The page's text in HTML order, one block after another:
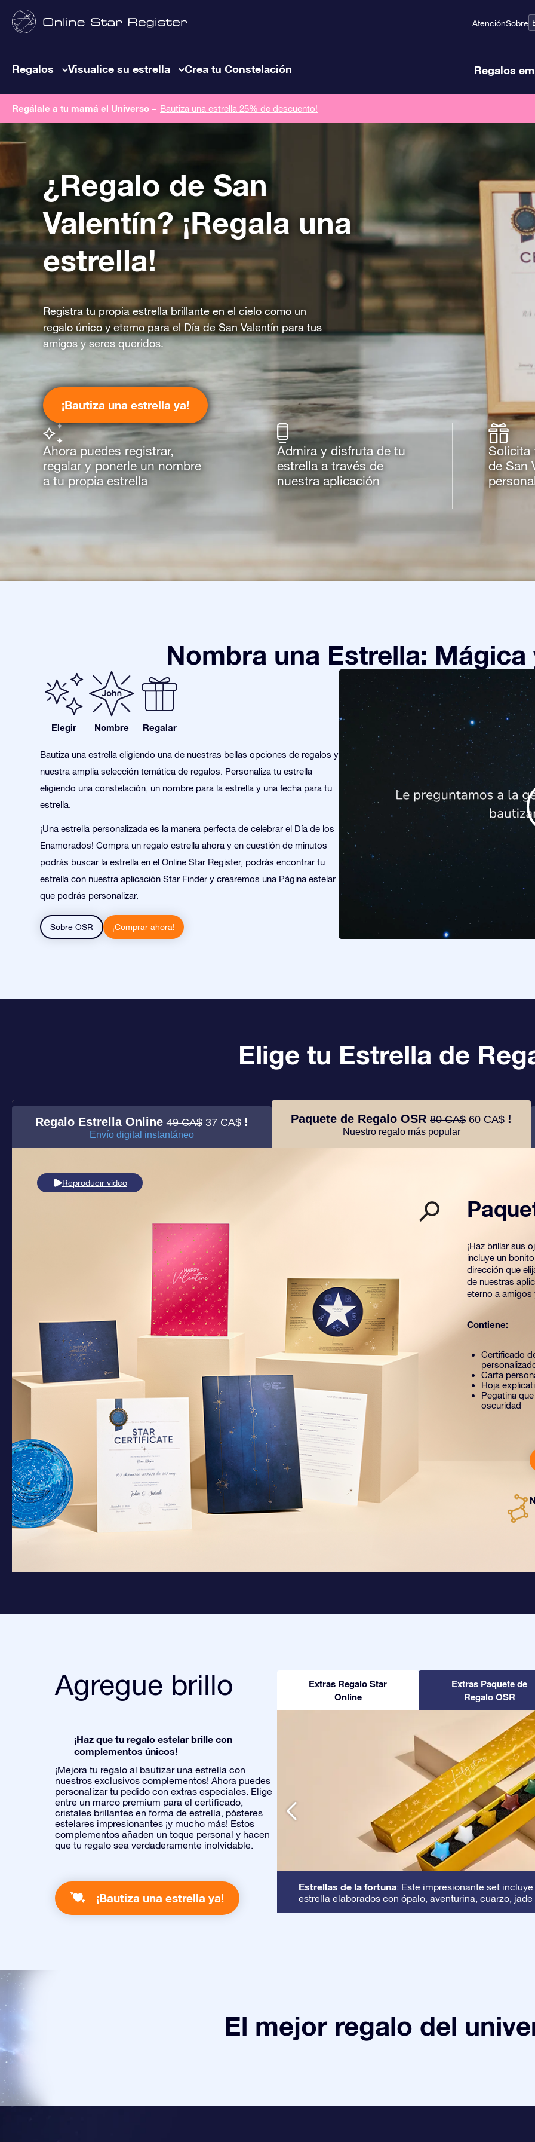
AtenciónSobre
Regalos Visualice su estrella Crea tu Constelación Regalos
Regálale a tu mamá el Universo – Bautiza una estrella 25% de descuento!
¿Regalo de San
Valentín? ¡Regala una
estrella!
Registra tu propia estrella brillante en el cielo como un
regalo único y eterno para el Día de San Valentín para tus
amigos y seres queridos.
¡Bautiza una estrella ya!
Ahora puedes registrar,
regalar y ponerle un nombre
a tu propia estrella
Admira y disfruta de tu
estrella a través de
nuestra aplicación
Solicita
de San
Nombra una Estrella: Mágica
Elegir Nombre Regalar
Bautiza una estrella eligiendo una de nuestras bellas opciones de regalos y
nuestra amplia selección temática de regalos. Personaliza tu estrella
eligiendo una constelación, un nombre para la estrella y una fecha para tu
estrella.
¡Una estrella personalizada es la manera perfecta de celebrar el Día de los
Enamorados! Compra un regalo estrella ahora y en cuestión de minutos
podrás buscar la estrella en el Online Star Register, podrás encontrar tu
estrella con nuestra aplicación Star Finder y crearemos una Página estelar
que podrás personalizar.
Sobre OSR ¡Comprar ahora!
Elige tu Estrella de
Regalo Estrella Online49 CA$ 37 CA$ !
Envío digital instantáneo
Paquete de Regalo OSR 80 CA$ 60 CA$ !
Nuestro regalo más popular
Reproducir vídeo
¡Haz brillar sus
incluye un
dirección que
de nuestras
eterno a
Contiene:
Certificado
Carta
Hoja
Pegatina
oscuridad
Agregue brillo
¡Haz que tu regalo estelar brille con
complementos únicos!
¡Mejora tu regalo al bautizar una estrella con
nuestros exclusivos complementos! Ahora puedes
personalizar tu pedido con extras especiales. Elige
entre un marco premium para el certificado,
cristales brillantes en forma de estrella, pósteres
estelares impresionantes ¡y mucho más! Estos
complementos añaden un toque personal y hacen
que tu regalo sea verdaderamente inolvidable.
¡Bautiza una estrella ya!
Extras Regalo Star
Online
Extras Paquete de
Regalo OSR
Estrellas de la fortuna: Este impresionante set
estrella elaborados con ópalo, aventurina, cuarzo,
El mejor regalo del